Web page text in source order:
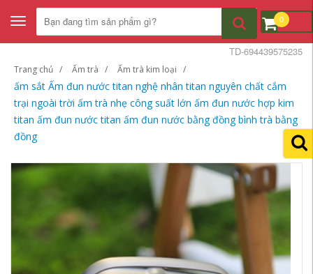
Toggle
navigation
0
Trang chủ Ấm trà Ấm trà kim loại
ấm sắt Ấm đun nước titan nghệ nhân titan nguyên chất cắm
trại ngoài trời ấm trà nhẹ công suất lớn ấm đun nước hợp kim
titan ấm đun nước titan ấm đun nước bằng đồng bình trà bằng
đồng
TD-694439575235